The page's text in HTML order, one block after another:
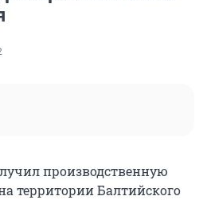
производственную
территории Балтийского